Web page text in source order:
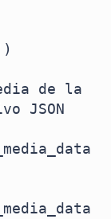
de la
JSON